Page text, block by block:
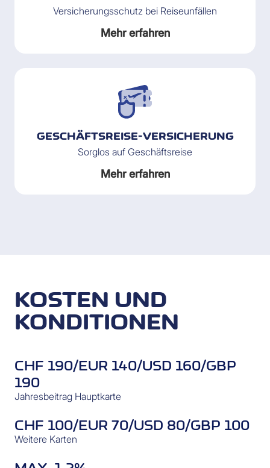
Versicherungsschutz bei Reiseunfällen
Mehr erfahren
GESCHÄFTSREISE-VERSICHERUNG
Sorglos auf Geschäftsreise
Mehr erfahren
KOSTEN UND
KONDITIONEN
CHF 190/EUR 140/USD 160/GBP
190
Jahresbeitrag Hauptkarte
CHF 100/EUR 70/USD 80/GBP 100
Weitere Karten